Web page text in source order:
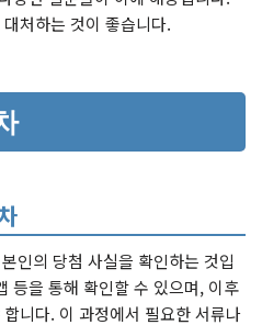
처하는 것이 좋습니다.
인의 당첨 사실을 확인하는 것입
등을 통해 확인할 수 있으며, 이후
니다. 이 과정에서 필요한 서류나